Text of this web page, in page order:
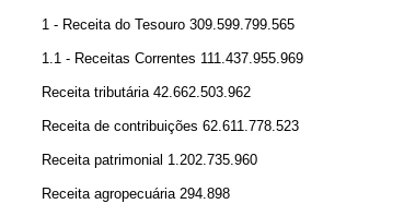
1 - Receita do Tesouro 309.599.799.565
1.1 - Receitas Correntes 111.437.955.969
Receita tributária 42.662.503.962
Receita de contribuições 62.611.778.523
Receita patrimonial 1.202.735.960
Receita agropecuária 294.898